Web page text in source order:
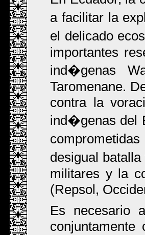
a facilitar la
el delicado
importantes
ind�genas
Taromenane.
contra la
ind�genas del
desigual
militares y la
(Repsol,
Es necesario